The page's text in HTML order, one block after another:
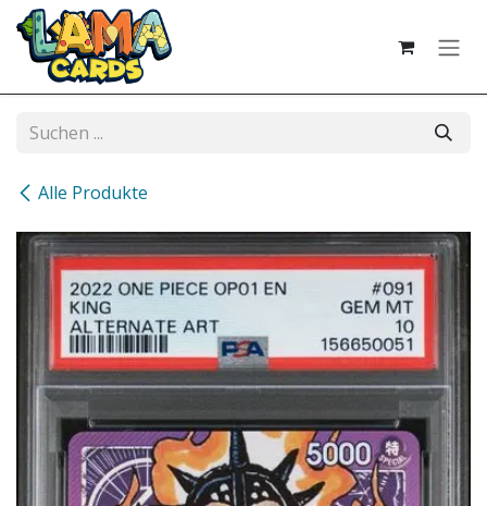
Zum Inhalt springen
Alle Produkte